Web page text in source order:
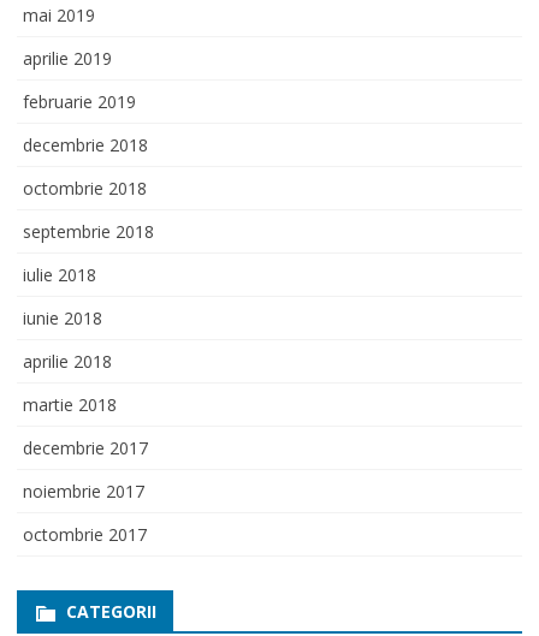
mai 2019
aprilie 2019
februarie 2019
decembrie 2018
octombrie 2018
septembrie 2018
iulie 2018
iunie 2018
aprilie 2018
martie 2018
decembrie 2017
noiembrie 2017
octombrie 2017
CATEGORII